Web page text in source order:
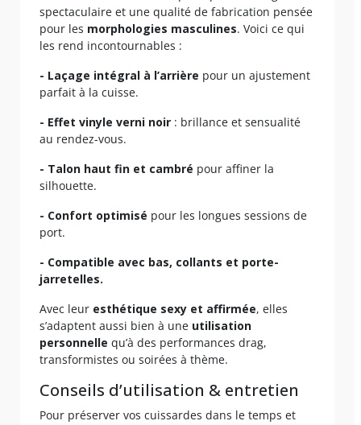
spectaculaire et une qualité de fabrication pensée
pour les morphologies masculines. Voici ce qui
les rend incontournables :
- Laçage intégral à l’arrière pour un ajustement
parfait à la cuisse.
- Effet vinyle verni noir : brillance et sensualité
au rendez-vous.
- Talon haut fin et cambré pour affiner la
silhouette.
- Confort optimisé pour les longues sessions de
port.
- Compatible avec bas, collants et porte-
jarretelles.
Avec leur esthétique sexy et affirmée, elles
s’adaptent aussi bien à une utilisation
personnelle qu’à des performances drag,
transformistes ou soirées à thème.
Conseils d’utilisation & entretien
Pour préserver vos cuissardes dans le temps et